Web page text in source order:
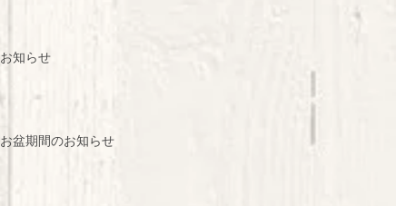
お知らせ
お盆期間のお知らせ